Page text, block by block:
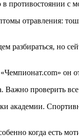
противостоянии с
отравления:
разбираться, но
он
Важно проверить
академии.
когда есть